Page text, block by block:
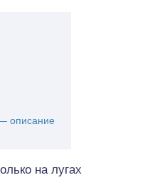
описание
на лугах